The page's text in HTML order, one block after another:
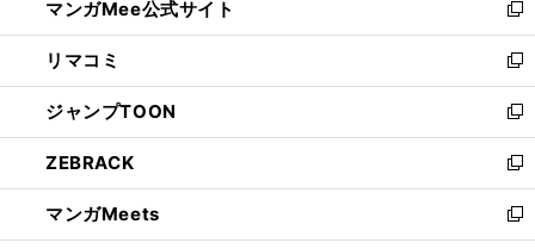
く
ド
ウ
で
開
く
ィ
ン
ド
ウ
で
開
く
い
ウ
ィ
ン
ド
ウ
で
開
く
マンガMee公式サイト
新
し
い
ウ
ィ
ン
ド
ウ
で
開
リマコミ
新
し
い
ウ
ィ
ン
ド
ウ
ジャンプTOON
新
し
い
ウ
ィ
ン
ZEBRACK
新
し
い
ウ
マンガMeets
新
し